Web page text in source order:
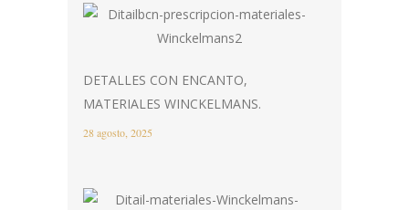
DETALLES CON ENCANTO,
MATERIALES WINCKELMANS.
28 agosto, 2025